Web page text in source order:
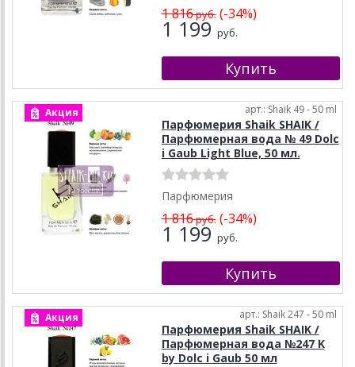
1 816руб.(-34%)
1 199 руб.
Акция арт.: Shaik 49 - 50 ml
Парфюмерия Shaik SHAIK /
Парфюмерная вода № 49 Dolc
i Gaub Light Blue, 50 мл.
Парфюмерия
1 816руб.(-34%)
1 199 руб.
Акция арт.: Shaik 247 - 50 ml
Парфюмерия Shaik SHAIK /
Парфюмерная вода №247 K
by Dolc i Gaub 50 мл